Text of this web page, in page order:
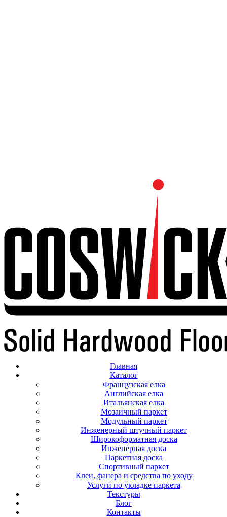
Главная
Каталог
Французская елка
Английская елка
Итальянская елка
Мозаичный паркет
Модульный паркет
Инженерный штучный паркет
Широкоформатная доска
Инженерная доска
Паркетная доска
Спортивный паркет
Клеи, фанера и средства по уходу
Услуги по укладке паркета
Текстуры
Блог
Контакты